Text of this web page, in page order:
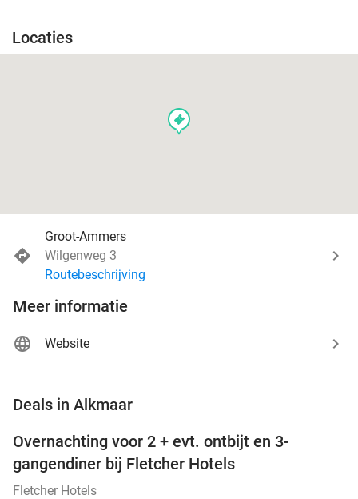
Locaties
events
Groot-Ammers
Wilgenweg 3
Routebeschrijving
Meer informatie
Website
Deals in Alkmaar
Overnachting voor 2 + evt. ontbijt en 3-
gangendiner bij Fletcher Hotels
Fletcher Hotels